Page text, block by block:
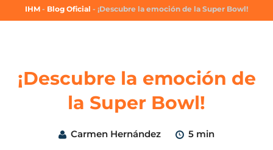
IHM - Blog Oficial - ¡Descubre la emoción de la Super Bowl!
¡Descubre la emoción de
la Super Bowl!
Carmen Hernández 5 min